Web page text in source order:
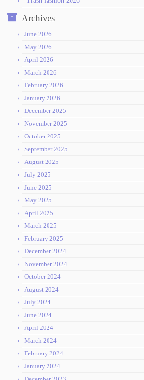
Archives
June 2026
May 2026
April 2026
March 2026
February 2026
January 2026
December 2025
November 2025
October 2025
September 2025
August 2025
July 2025
June 2025
May 2025
April 2025
March 2025
February 2025
December 2024
November 2024
October 2024
August 2024
July 2024
June 2024
April 2024
March 2024
February 2024
January 2024